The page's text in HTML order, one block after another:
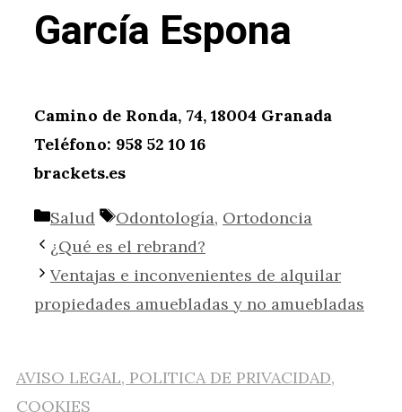
García Espona
Camino de Ronda, 74, 18004 Granada
Teléfono: 958 52 10 16
brackets.es
Categorías
Salud Etiquetas
Odontología, Ortodoncia
¿Qué es el rebrand?
Ventajas e inconvenientes de alquilar
propiedades amuebladas y no amuebladas
AVISO LEGAL, POLITICA DE PRIVACIDAD,
COOKIES